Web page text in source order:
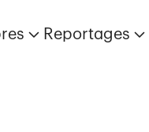
Reportages